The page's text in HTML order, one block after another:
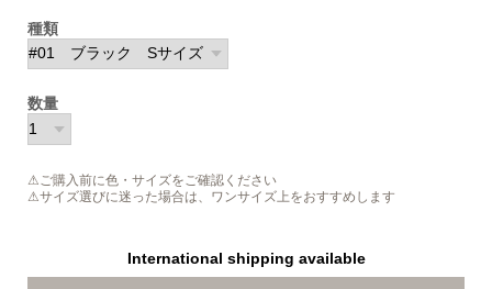
種類
数量
⚠ご購入前に色・サイズをご確認ください
⚠サイズ選びに迷った場合は、ワンサイズ上をおすすめします
International shipping available